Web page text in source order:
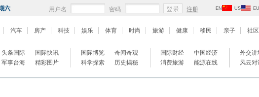
六 用户名 密码 注册 EN US EU
汽车 房产 科技 娱乐 体育 时尚 旅游 健康 移民 亲子 社区
头条国际
国际快讯
军事台海
精彩图片
国际博览
奇闻奇观
科学探索
历史揭秘
国际财经
中国经济
消费旅游
能源在线
外交讲
风云对